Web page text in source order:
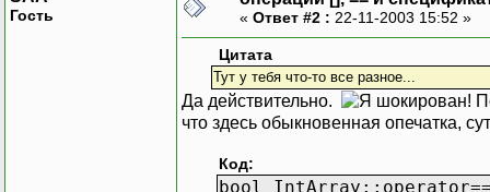
Гость « Ответ #2 : 22-11-2003 15:52 »
Цитата
Тут у тебя что-то все разное...
Да действительно.
что здесь обыкновенная опечатка,
Код:
bool